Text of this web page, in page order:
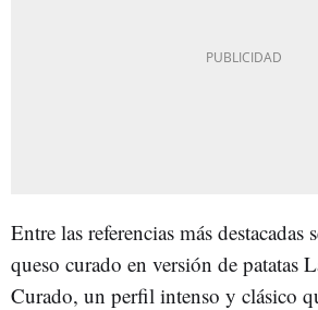
Entre las referencias más destacadas
queso curado en versión de patatas
Curado, un perfil intenso y clásico